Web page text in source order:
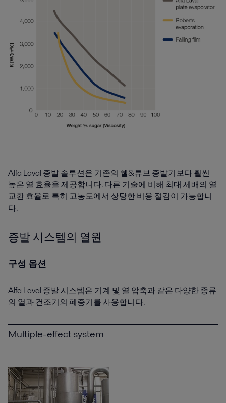
Alfa Laval 증발 솔루션은 기존의 쉘&튜브 증발기보다 훨씬
높은 열 효율을 제공합니다. 다른 기술에 비해 최대 세배의 열
교환 효율로 특히 고농도에서 상당한 비용 절감이 가능합니
다.
증발 시스템의 열원
구성 옵션
Alfa Laval 증발 시스템은 기계 및 열 압축과 같은 다양한 종류
의 열과 건조기의 폐증기를 사용합니다.
Multiple-effect system